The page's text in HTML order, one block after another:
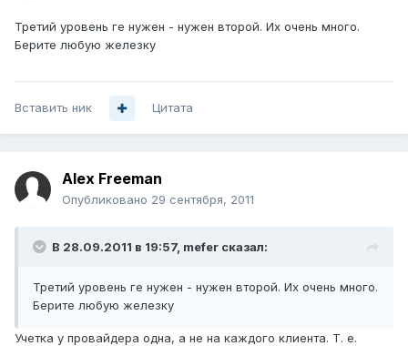
Третий уровень ге нужен - нужен второй. Их очень много.
Берите любую железку
Вставить ник Цитата
Alex Freeman
Опубликовано 29 сентября, 2011
В 28.09.2011 в 19:57, mefer сказал:
Третий уровень ге нужен - нужен второй. Их очень много.
Берите любую железку
Учетка у провайдера одна, а не на каждого клиента. Т. е.